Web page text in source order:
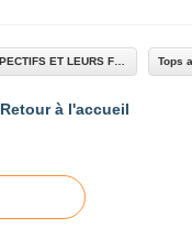
Retour à l'accueil